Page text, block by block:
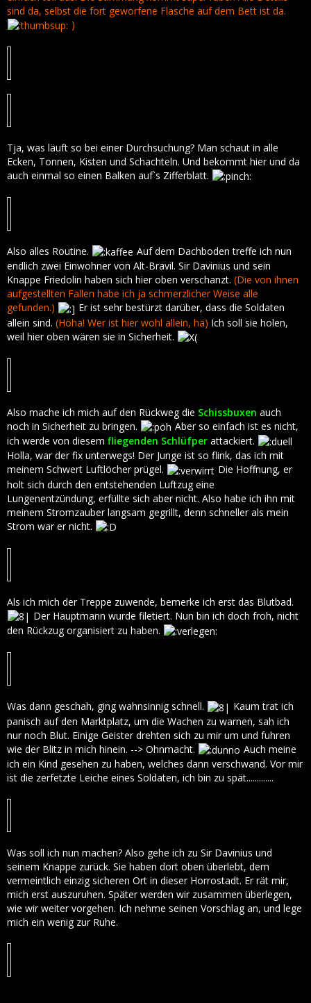
sind da, selbst die fort geworfene Flasche auf dem Bett ist da.
)
Tja, was läuft so bei einer Durchsuchung? Man schaut in alle
Ecken, Tonnen, Kisten und Schachteln. Und bekommt hier und da
auch einmal so einen Balken auf`s Zifferblatt.
Also alles Routine.
Auf dem Dachboden treffe ich nun
endlich zwei Einwohner von Alt-Bravil. Sir Davinius und sein
Knappe Friedolin haben sich hier oben verschanzt. (Die von ihnen
aufgestellten Fallen habe ich ja schmerzlicher Weise alle
gefunden.)
Er ist sehr bestürzt darüber, dass die Soldaten
allein sind. (Höha! Wer ist hier wohl allein, hä) Ich soll sie holen,
weil hier oben wären sie in Sicherheit.
Also mache ich mich auf den Rückweg die Schissbuxen auch
noch in Sicherheit zu bringen.
Aber so einfach ist es nicht,
ich werde von diesem fliegenden Schlüfper attackiert.
Holla, war der fix unterwegs! Der Junge ist so flink, das ich mit
meinem Schwert Luftlöcher prügel.
Die Hoffnung, er
holt sich durch den entstehenden Luftzug eine
Lungenentzündung, erfüllte sich aber nicht. Also habe ich ihn mit
meinem Stromzauber langsam gegrillt, denn schneller als mein
Strom war er nicht.
Als ich mich der Treppe zuwende, bemerke ich erst das Blutbad.
Der Hauptmann wurde filetiert. Nun bin ich doch froh, nicht
den Rückzug organisiert zu haben.
Was dann geschah, ging wahnsinnig schnell.
Kaum trat ich
panisch auf den Marktplatz, um die Wachen zu warnen, sah ich
nur noch Blut. Einige Geister drehten sich zu mir um und fuhren
wie der Blitz in mich hinein. --> Ohnmacht.
Auch meine
ich ein Kind gesehen zu haben, welches dann verschwand. Vor mir
ist die zerfetzte Leiche eines Soldaten, ich bin zu spät.............
Was soll ich nun machen? Also gehe ich zu Sir Davinius und
seinem Knappe zurück. Sie haben dort oben überlebt, dem
vermeintlich einzig sicheren Ort in dieser Horrostadt. Er rät mir,
mich erst auszuruhen. Später werden wir zusammen überlegen,
wie wir weiter vorgehen. Ich nehme seinen Vorschlag an, und lege
mich ein wenig zur Ruhe.